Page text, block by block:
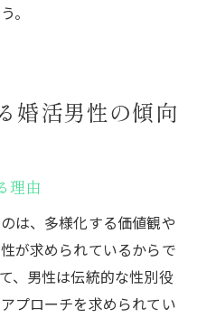
。
婚活男性の傾向
理由
は、多様化する価値観や
が求められているからで
、男性は伝統的な性別役
プローチを求められてい